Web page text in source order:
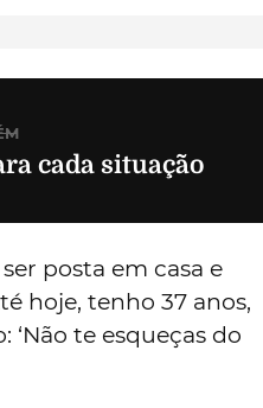
cada situação
posta em casa e
hoje, tenho 37 anos,
te esqueças do